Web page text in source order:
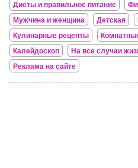
Диеты и правильное питание
Мужчина и женщина
Детская
Кулинарные рецепты
Калейдоскоп
На все случаи
Реклама на сайте